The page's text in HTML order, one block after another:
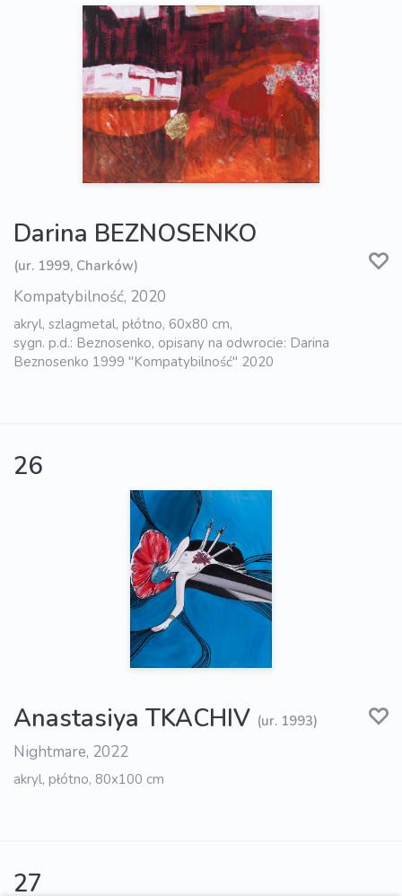
Darina BEZNOSENKO
(ur. 1999, Charków)
Kompatybilność, 2020
akryl, szlagmetal, płótno, 60x80 cm,
sygn. p.d.: Beznosenko, opisany na odwrocie: Darina
Beznosenko 1999 "Kompatybilność" 2020
26
Anastasiya TKACHIV (ur. 1993)
Nightmare, 2022
akryl, płótno, 80x100 cm
27